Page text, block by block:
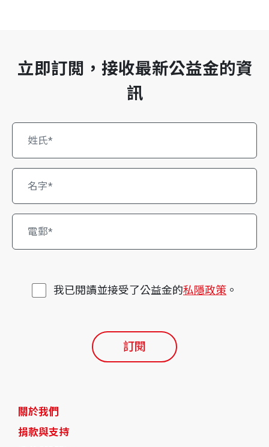
關於我們
捐款與支持
立即訂閲，接收最新公益金的資
訊
我已閱讀並接受了公益金的私隱政策 。
訂閱